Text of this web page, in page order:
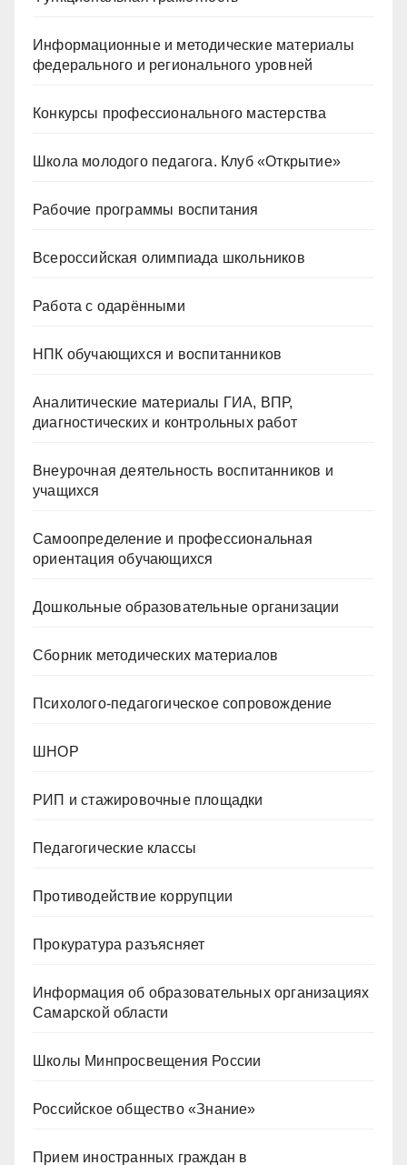
Информационные и методические материалы
федерального и регионального уровней
Конкурсы профессионального мастерства
Школа молодого педагога. Клуб «Открытие»
Рабочие программы воспитания
Всероссийская олимпиада школьников
Работа с одарёнными
НПК обучающихся и воспитанников
Аналитические материалы ГИА, ВПР,
диагностических и контрольных работ
Внеурочная деятельность воспитанников и
учащихся
Самоопределение и профессиональная
ориентация обучающихся
Дошкольные образовательные организации
Сборник методических материалов
Психолого-педагогическое сопровождение
ШНОР
РИП и стажировочные площадки
Педагогические классы
Противодействие коррупции
Прокуратура разъясняет
Информация об образовательных организациях
Самарской области
Школы Минпросвещения России
Российское общество «Знание»
Прием иностранных граждан в